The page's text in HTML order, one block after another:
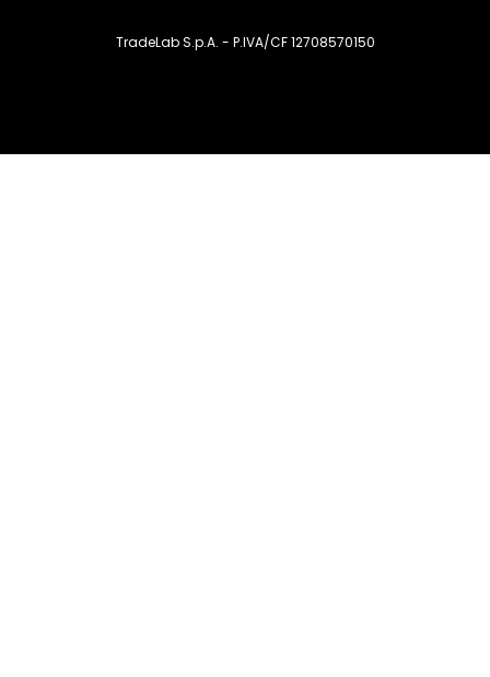
TradeLab S.p.A. - P.IVA/CF 12708570150